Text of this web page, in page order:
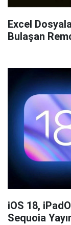
Excel
Bulaşan
iOS 18,
Sequoia